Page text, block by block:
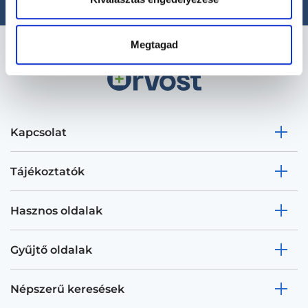
Megtagad
Kapcsolat
Tájékoztatók
Hasznos oldalak
Gyűjtő oldalak
Népszerű keresések